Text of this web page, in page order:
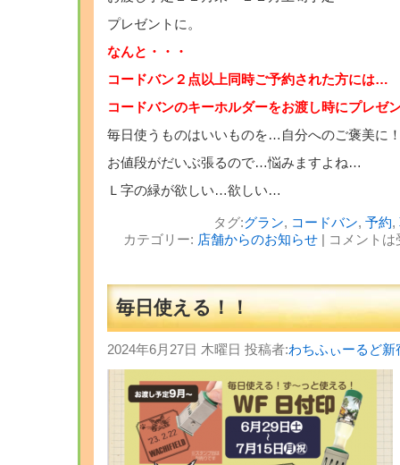
プレゼントに。
なんと・・・
コードバン２点以上同時ご予約された方には…
コードバンのキーホルダーをお渡し時にプレゼ
毎日使うものはいいものを…自分へのご褒美に
お値段がだいぶ張るので…悩みますよね…
Ｌ字の緑が欲しい…欲しい…
タグ:グラン, コードバン, 予約,
カテゴリー: 店舗からのお知らせ| コメント
毎日使える！！
2024年6月27日 木曜日 投稿者:わちふぃーるど